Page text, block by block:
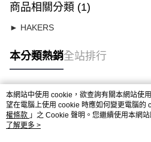
商品相關分類 (1)
► HAKERS
本分類熱銷全站排行
熱門標籤
本網站中使用 cookie，欲查詢有關本網站使
望在電腦上使用 cookie 時應如何變更電腦的
權條款 」之 Cookie 聲明。您繼續使用本網
用條款之 Cookie 聲明使用 cookie。
了解更多 >